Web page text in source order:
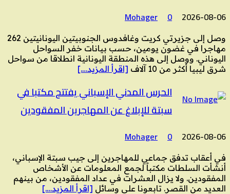
2026-08-06
Mohager 0
وصل إلى جزيرتي كريت وغافدوس الجنوبيتين اليونانيتين 262
مهاجرا في غضون يومين، حسب بيانات خفر السواحل
اليوناني. ووصل إلى هذه المنطقة اليونانية انطلاقا من سواحل
شرق ليبيا أكثر من 10 آلاف
[اقرأ المزيد….]
الحرس المدني الإسباني يفتتح مكتبا في
سبتة للإبلاغ عن المهاجرين المفقودين
2026-08-06
Mohager 0
في أعقاب تدفق جماعي للمهاجرين إلى جيب سبتة الإسباني،
أنشأت السلطات مكتباً لجمع المعلومات عن الأشخاص
المفقودين. ولا يزال العشرات في عداد المفقودين، من بينهم
العديد من القصر. تابعونا على وسائل [اقرأ المزيد….]